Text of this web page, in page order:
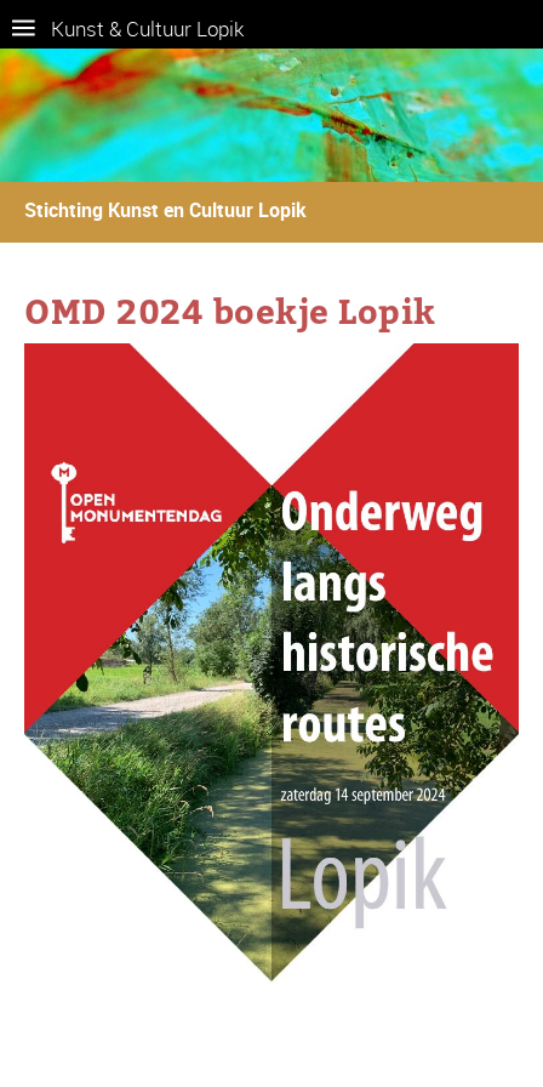
Kunst & Cultuur Lopik
Stichting Kunst en Cultuur Lopik
OMD 2024 boekje Lopik